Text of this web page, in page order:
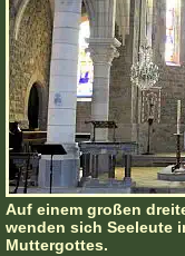
Auf einem großen
wenden sich Seeleute
Muttergottes.